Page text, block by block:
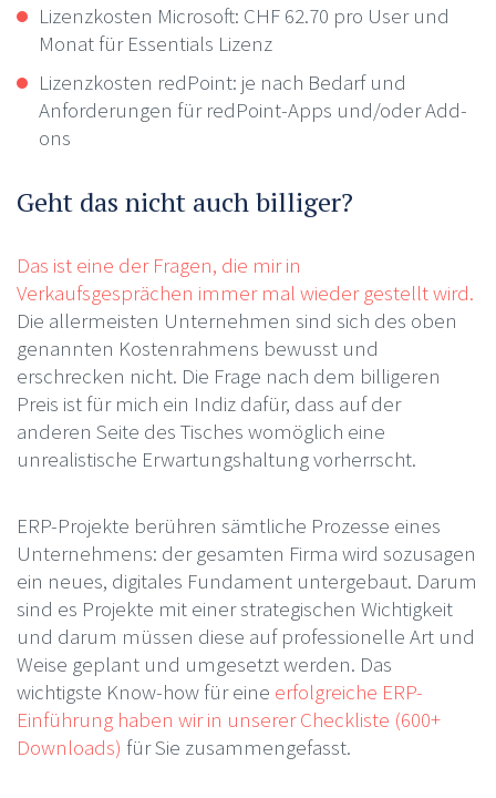
Lizenzkosten Microsoft: CHF 62.70 pro User und
Monat für Essentials Lizenz
Lizenzkosten redPoint: je nach Bedarf und
Anforderungen für redPoint-Apps und/oder Add-
ons
Geht das nicht auch billiger?
Das ist eine der Fragen, die mir in
Verkaufsgesprächen immer mal wieder gestellt wird.
Die allermeisten Unternehmen sind sich des oben
genannten Kostenrahmens bewusst und
erschrecken nicht. Die Frage nach dem billigeren
Preis ist für mich ein Indiz dafür, dass auf der
anderen Seite des Tisches womöglich eine
unrealistische Erwartungshaltung vorherrscht.
ERP-Projekte berühren sämtliche Prozesse eines
Unternehmens: der gesamten Firma wird sozusagen
ein neues, digitales Fundament untergebaut. Darum
sind es Projekte mit einer strategischen Wichtigkeit
und darum müssen diese auf professionelle Art und
Weise geplant und umgesetzt werden. Das
wichtigste Know-how für eine erfolgreiche ERP-
Einführung haben wir in unserer Checkliste (600+
Downloads) für Sie zusammengefasst.